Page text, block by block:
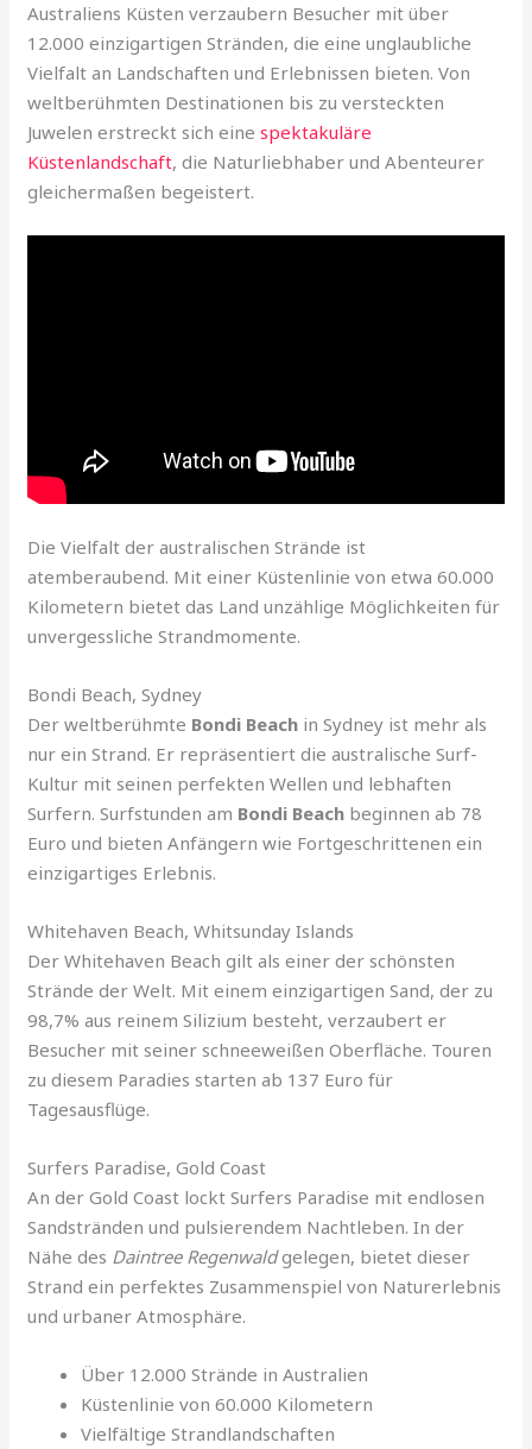
Australiens Küsten verzaubern Besucher mit über
12.000 einzigartigen Stränden, die eine unglaubliche
Vielfalt an Landschaften und Erlebnissen bieten. Von
weltberühmten Destinationen bis zu versteckten
Juwelen erstreckt sich einespektakuläre
Küstenlandschaft, die Naturliebhaber und Abenteurer
gleichermaßen begeistert.
Die Vielfalt der australischen Strände ist
atemberaubend. Mit einer Küstenlinie von etwa 60.000
Kilometern bietet das Land unzählige Möglichkeiten für
unvergessliche Strandmomente.
Bondi Beach, Sydney
Der weltberühmte Bondi Beach in Sydney ist mehr als
nur ein Strand. Er repräsentiert die australische Surf-
Kultur mit seinen perfekten Wellen und lebhaften
Surfern. Surfstunden am Bondi Beach beginnen ab 78
Euro und bieten Anfängern wie Fortgeschrittenen ein
einzigartiges Erlebnis.
Whitehaven Beach, Whitsunday Islands
Der Whitehaven Beach gilt als einer der schönsten
Strände der Welt. Mit einem einzigartigen Sand, der zu
98,7% aus reinem Silizium besteht, verzaubert er
Besucher mit seiner schneeweißen Oberfläche. Touren
zu diesem Paradies starten ab 137 Euro für
Tagesausflüge.
Surfers Paradise, Gold Coast
An der Gold Coast lockt Surfers Paradise mit endlosen
Sandstränden und pulsierendem Nachtleben. In der
Nähe des Daintree Regenwaldgelegen, bietet dieser
Strand ein perfektes Zusammenspiel von Naturerlebnis
und urbaner Atmosphäre.
Über 12.000 Strände in Australien
Küstenlinie von 60.000 Kilometern
Vielfältige Strandlandschaften